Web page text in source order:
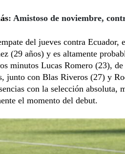
: Amistoso de noviembre,
del jueves contra Ecuador,
(29 años) y es altamente
minutos Lucas Romero (23),
junto con Blas Riveros (27) y
con la selección absoluta,
el momento del debut.